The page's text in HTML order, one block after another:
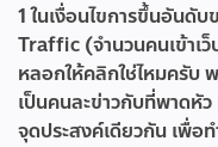
1 ในเงื่อนไขการขึ้นอันดั
Traffic (จำนวนคนเข้าเ
หลอกให้คลิกใช่ไหมครับ
เป็นคนละข่าวกับที่พาดหั
จุดประสงค์เดียวกัน เพื่อ